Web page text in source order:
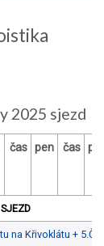
2025 sjezd
čas pen čas
SJEZD
na Křivoklátu +